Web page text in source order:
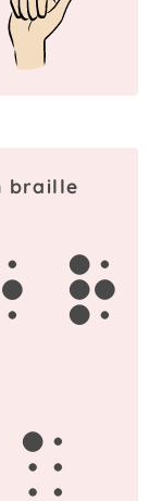
braille
r
a